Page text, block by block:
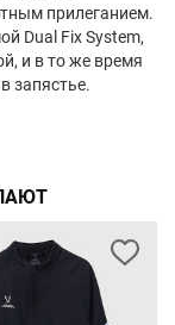
прилеганием.
Dual Fix System,
и в то же время
запястье.